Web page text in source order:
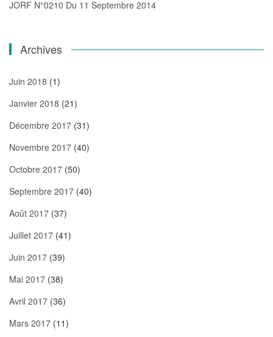
JORF N°0210 Du 11 Septembre 2014
Archives
Juin 2018 (1)
Janvier 2018 (21)
Décembre 2017 (31)
Novembre 2017 (40)
Octobre 2017 (50)
Septembre 2017 (40)
Août 2017 (37)
Juillet 2017 (41)
Juin 2017 (39)
Mai 2017 (38)
Avril 2017 (36)
Mars 2017 (11)